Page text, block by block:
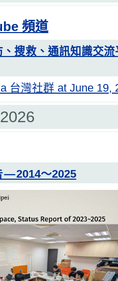
頻道
搜救、通訊知識交
台灣社群 at June 19,
— 2014～2025